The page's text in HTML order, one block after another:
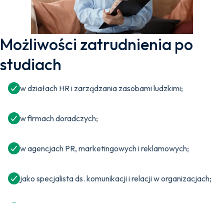
Możliwości zatrudnienia po
studiach
w działach HR i zarządzania zasobami ludzkimi;
w firmach doradczych;
w agencjach PR, marketingowych i reklamowych;
jako specjalista ds. komunikacji i relacji w organizacjach;